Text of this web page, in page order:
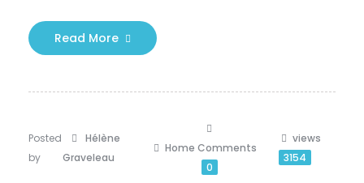
Read More
Posted
by
Hélène
Graveleau
Home Comments
0
views
3154